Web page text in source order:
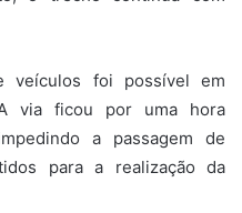
veículos foi possível em
via ficou por uma hora
a passagem de
para a realização da